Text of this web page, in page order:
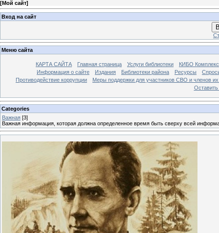
[Мой сайт]
Вход на сайт
Меню сайта
КАРТА САЙТА Главная страница Услуги библиотеки
КИБО
Информация о сайте
Издания Библиотеки района Ресурсы
Противодействие коррупции
Меры поддержки для участников СВО и членов
Оставить
Categories
Важная [3]
Важная информация, которая должна определенное время быть сверху всей